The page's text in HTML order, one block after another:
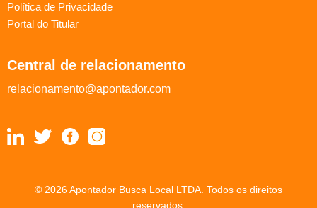
Política de Privacidade
Portal do Titular
Central de relacionamento
relacionamento@apontador.com
© 2026 Apontador Busca Local LTDA. Todos os direitos
reservados.